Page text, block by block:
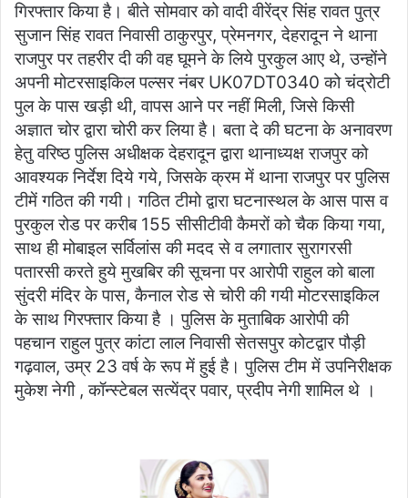
गिरफ्तार किया है। बीते सोमवार को वादी वीरेंद्र सिंह रावत पुत्र
सुजान सिंह रावत निवासी ठाकुरपुर, प्रेमनगर, देहरादून ने थाना
राजपुर पर तहरीर दी की वह घूमने के लिये पुरकुल आए थे, उन्होंने
अपनी मोटरसाइकिल पल्सर नंबर UK07DT0340 को चंद्रोटी
पुल के पास खड़ी थी, वापस आने पर नहीं मिली, जिसे किसी
अज्ञात चोर द्वारा चोरी कर लिया है। बता दे की घटना के अनावरण
हेतु वरिष्ठ पुलिस अधीक्षक देहरादून द्वारा थानाध्यक्ष राजपुर को
आवश्यक निर्देश दिये गये, जिसके क्रम में थाना राजपुर पर पुलिस
टीमें गठित की गयी। गठित टीमो द्वारा घटनास्थल के आस पास व
पुरकुल रोड पर करीब 155 सीसीटीवी कैमरों को चैक किया गया,
साथ ही मोबाइल सर्विलांस की मदद से व लगातार सुरागरसी
पतारसी करते हुये मुखबिर की सूचना पर आरोपी राहुल को बाला
सुंदरी मंदिर के पास, कैनाल रोड से चोरी की गयी मोटरसाइकिल
के साथ गिरफ्तार किया है । पुलिस के मुताबिक आरोपी की
पहचान राहुल पुत्र कांटा लाल निवासी सेतसपुर कोटद्वार पौड़ी
गढ़वाल, उम्र 23 वर्ष के रूप में हुई है। पुलिस टीम में उपनिरीक्षक
मुकेश नेगी , कॉन्स्टेबल सत्येंद्र पवार, प्रदीप नेगी शामिल थे ।